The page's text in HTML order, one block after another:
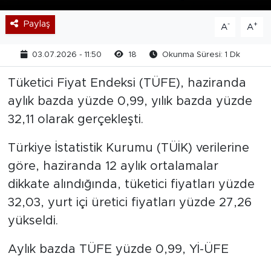
Paylaş A- A+
03.07.2026 - 11:50 18 Okunma Süresi: 1 Dk
Tüketici Fiyat Endeksi (TÜFE), haziranda
aylık bazda yüzde 0,99, yılık bazda yüzde
32,11 olarak gerçekleşti.
Türkiye İstatistik Kurumu (TÜİK) verilerine
göre, haziranda 12 aylık ortalamalar
dikkate alındığında, tüketici fiyatları yüzde
32,03, yurt içi üretici fiyatları yüzde 27,26
yükseldi.
Aylık bazda TÜFE yüzde 0,99, Yİ-ÜFE